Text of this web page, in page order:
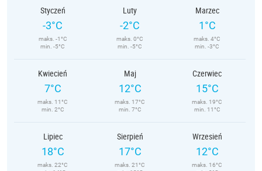
Styczeń
-3°C
maks. -1°C
min. -5°C
Luty
-2°C
maks. 0°C
min. -5°C
Marzec
1°C
maks. 4°C
min. -3°C
Kwiecień
7°C
maks. 11°C
min. 2°C
Maj
12°C
maks. 17°C
min. 7°C
Czerwiec
15°C
maks. 19°C
min. 11°C
Lipiec
18°C
maks. 22°C
Sierpień
17°C
maks. 21°C
Wrzesień
12°C
maks. 16°C